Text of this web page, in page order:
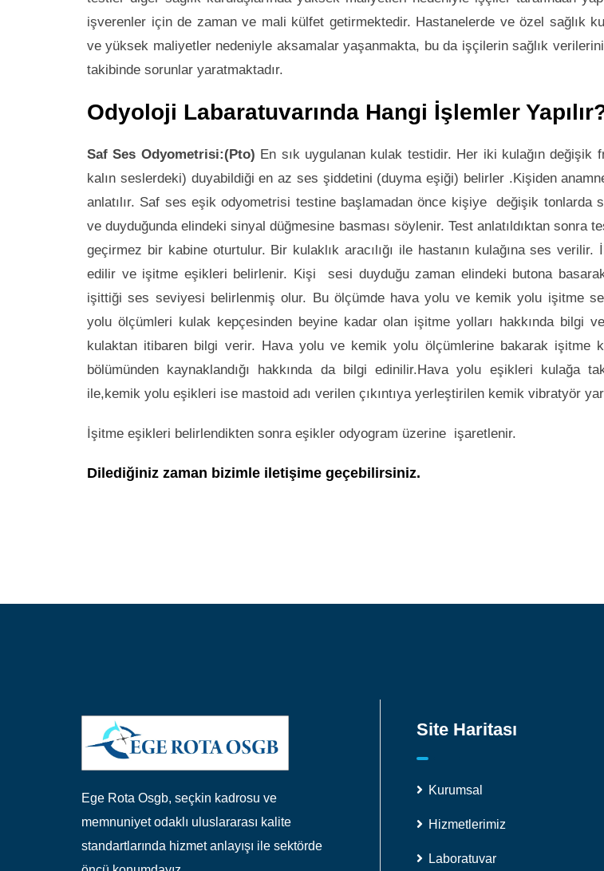
işverenler için de zaman ve mali külfet getirmektedir. Hastanelerde ve özel sağlık
ve yüksek maliyetler nedeniyle aksamalar yaşanmakta, bu da işçilerin sağlık
takibinde sorunlar yaratmaktadır.
Odyoloji Labaratuvarında Hangi İşlemler
Saf Ses Odyometrisi:(Pto) En sık uygulanan kulak testidir. Her iki kulağın değişik
kalın seslerdeki) duyabildiği en az ses şiddetini (duyma eşiği) belirler .Kişiden
anlatılır. Saf ses eşik odyometrisi testine başlamadan önce kişiye değişik tonlarda
ve duyduğunda elindeki sinyal düğmesine basması söylenir. Test anlatıldıktan sonra
geçirmez bir kabine oturtulur. Bir kulaklık aracılığı ile hastanın kulağına ses verilir.
edilir ve işitme eşikleri belirlenir. Kişi sesi duyduğu zaman elindeki butona
işittiği ses seviyesi belirlenmiş olur. Bu ölçümde hava yolu ve kemik yolu işitme
yolu ölçümleri kulak kepçesinden beyine kadar olan işitme yolları hakkında bilgi
kulaktan itibaren bilgi verir. Hava yolu ve kemik yolu ölçümlerine bakarak işitme
bölümünden kaynaklandığı hakkında da bilgi edinilir.Hava yolu eşikleri kulağa
ile,kemik yolu eşikleri ise mastoid adı verilen çıkıntıya yerleştirilen kemik vibratyör
İşitme eşikleri belirlendikten sonra eşikler odyogram üzerine işaretlenir.
Dilediğiniz zaman bizimle iletişime geçebilirsiniz.
Ege Rota Osgb, seçkin kadrosu ve
memnuniyet odaklı uluslararası kalite
standartlarında hizmet anlayışı ile sektörde
Site Haritası
Kurumsal
Hizmetlerimiz
Laboratuvar